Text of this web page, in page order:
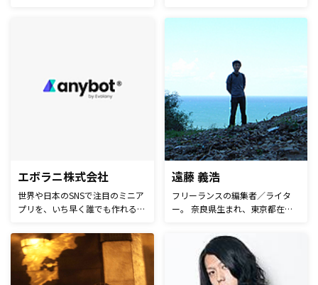
を得意としています。
エボラニ株式会社
世界や日本のSNSで注目のミニア
プリを、いち早く誰でも作れる
app）は、電話やメール、LINEな
どのオムニチャネルで、企業の自
動接客を実現化します。エボラニ
は、世界の最新ミニアプリや有名
遠藤 義浩
フリーランスの編集者／ライタ
ー。 奈良県生まれ、東京都在
イナビ出版）の常駐編集者などを
経て、主にWebクリエイティブや
デジタルマーケティング分野の媒
体の編集／執筆、オウンドメディ